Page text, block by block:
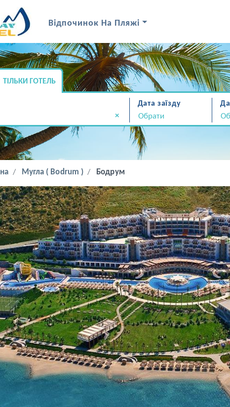
Відпочинок На Пляжі
ТІЛЬКИ ГОТЕЛЬ
×
Дата заїзду
Мугла ( Bodrum ) Бодрум